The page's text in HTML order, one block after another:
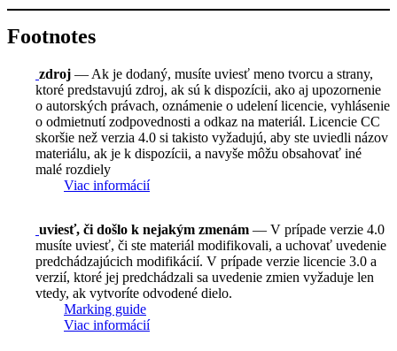
Footnotes
zdroj — Ak je dodaný, musíte uviesť meno tvorcu a strany,
ktoré predstavujú zdroj, ak sú k dispozícii, ako aj upozornenie
o autorských právach, oznámenie o udelení licencie, vyhlásenie
o odmietnutí zodpovednosti a odkaz na materiál. Licencie CC
skoršie než verzia 4.0 si takisto vyžadujú, aby ste uviedli názov
materiálu, ak je k dispozícii, a navyše môžu obsahovať iné
malé rozdiely
Viac informácií
uviesť, či došlo k nejakým zmenám — V prípade verzie 4.0
musíte uviesť, či ste materiál modifikovali, a uchovať uvedenie
predchádzajúcich modifikácií. V prípade verzie licencie 3.0 a
verzií, ktoré jej predchádzali sa uvedenie zmien vyžaduje len
vtedy, ak vytvoríte odvodené dielo.
Marking guide
Viac informácií